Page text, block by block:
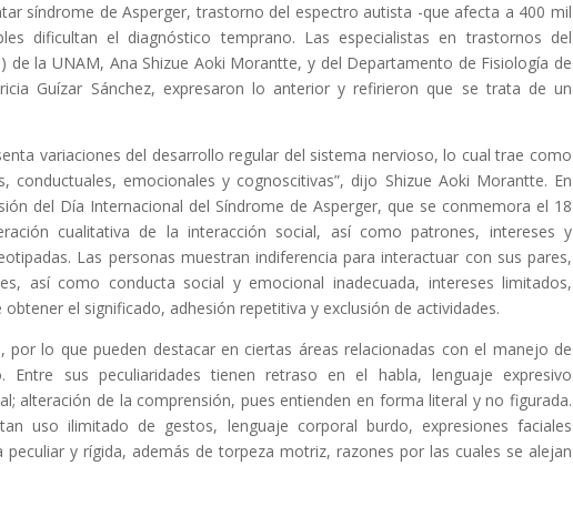
síndrome de Asperger, trastorno del espectro autista -que afecta a 400 mil
dificultan el diagnóstico temprano. Las especialistas en trastornos del
de la UNAM, Ana Shizue Aoki Morantte, y del Departamento de Fisiología de
Guízar Sánchez, expresaron lo anterior y refirieron que se trata de un
variaciones del desarrollo regular del sistema nervioso, lo cual trae como
conductuales, emocionales y cognoscitivas”, dijo Shizue Aoki Morantte. En
del Día Internacional del Síndrome de Asperger, que se conmemora el 18
cualitativa de la interacción social, así como patrones, intereses y
Las personas muestran indiferencia para interactuar con sus pares,
así como conducta social y emocional inadecuada, intereses limitados,
el significado, adhesión repetitiva y exclusión de actividades.
por lo que pueden destacar en ciertas áreas relacionadas con el manejo de
Entre sus peculiaridades tienen retraso en el habla, lenguaje expresivo
alteración de la comprensión, pues entienden en forma literal y no figurada.
uso ilimitado de gestos, lenguaje corporal burdo, expresiones faciales
y rígida, además de torpeza motriz, razones por las cuales se alejan